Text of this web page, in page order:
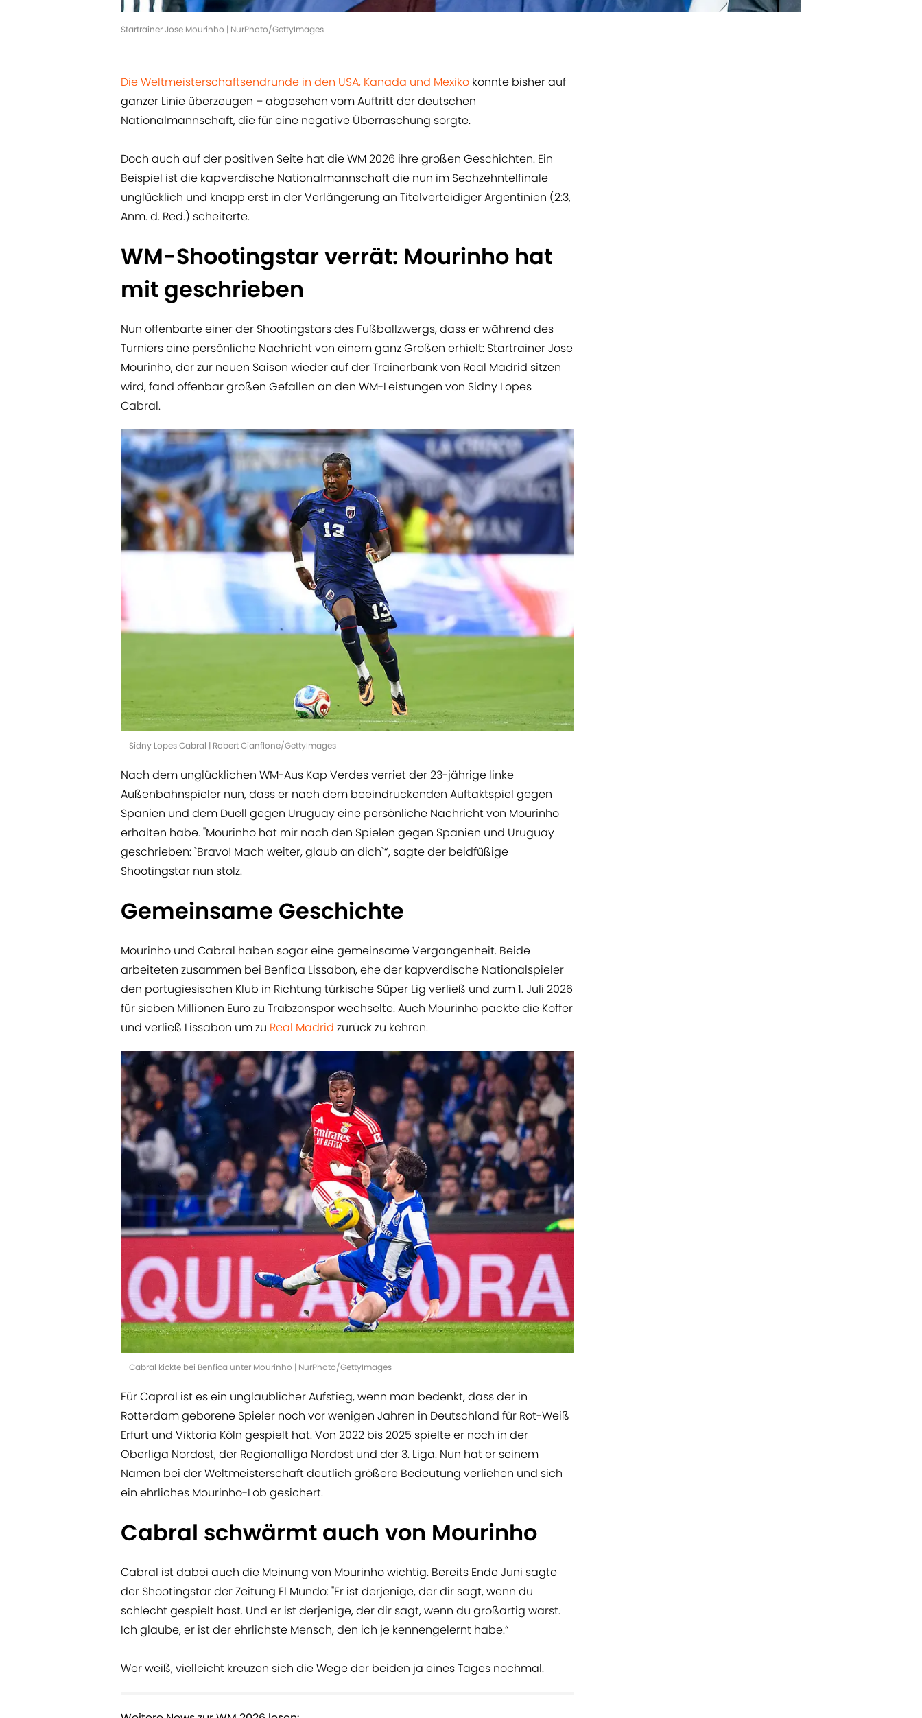
Startrainer Jose Mourinho | NurPhoto/GettyImages
Die Weltmeisterschaftsendrunde in den USA, Kanada und Mexiko konnte bisher auf
ganzer Linie überzeugen – abgesehen vom Auftritt der deutschen
Nationalmannschaft, die für eine negative Überraschung sorgte.
Doch auch auf der positiven Seite hat die WM 2026 ihre großen Geschichten. Ein
Beispiel ist die kapverdische Nationalmannschaft die nun im Sechzehntelfinale
unglücklich und knapp erst in der Verlängerung an Titelverteidiger Argentinien (2:3,
Anm. d. Red.) scheiterte.
WM-Shootingstar verrät: Mourinho hat
mit geschrieben
Nun offenbarte einer der Shootingstars des Fußballzwergs, dass er während des
Turniers eine persönliche Nachricht von einem ganz Großen erhielt: Startrainer Jose
Mourinho, der zur neuen Saison wieder auf der Trainerbank von Real Madrid sitzen
wird, fand offenbar großen Gefallen an den WM-Leistungen von Sidny Lopes
Cabral.
Sidny Lopes Cabral | Robert Cianflone/GettyImages
Nach dem unglücklichen WM-Aus Kap Verdes verriet der 23-jährige linke
Außenbahnspieler nun, dass er nach dem beeindruckenden Auftaktspiel gegen
Spanien und dem Duell gegen Uruguay eine persönliche Nachricht von Mourinho
erhalten habe. "Mourinho hat mir nach den Spielen gegen Spanien und Uruguay
geschrieben: `Bravo! Mach weiter, glaub an dich`“, sagte der beidfüßige
Shootingstar nun stolz.
Gemeinsame Geschichte
Mourinho und Cabral haben sogar eine gemeinsame Vergangenheit. Beide
arbeiteten zusammen bei Benfica Lissabon, ehe der kapverdische Nationalspieler
den portugiesischen Klub in Richtung türkische Süper Lig verließ und zum 1. Juli 2026
für sieben Millionen Euro zu Trabzonspor wechselte. Auch Mourinho packte die Koffer
und verließ Lissabon um zu Real Madrid zurück zu kehren.
Cabral kickte bei Benfica unter Mourinho | NurPhoto/GettyImages
Für Capral ist es ein unglaublicher Aufstieg, wenn man bedenkt, dass der in
Rotterdam geborene Spieler noch vor wenigen Jahren in Deutschland für Rot-Weiß
Erfurt und Viktoria Köln gespielt hat. Von 2022 bis 2025 spielte er noch in der
Oberliga Nordost, der Regionalliga Nordost und der 3. Liga. Nun hat er seinem
Namen bei der Weltmeisterschaft deutlich größere Bedeutung verliehen und sich
ein ehrliches Mourinho-Lob gesichert.
Cabral schwärmt auch von Mourinho
Cabral ist dabei auch die Meinung von Mourinho wichtig. Bereits Ende Juni sagte
der Shootingstar der Zeitung El Mundo: "Er ist derjenige, der dir sagt, wenn du
schlecht gespielt hast. Und er ist derjenige, der dir sagt, wenn du großartig warst.
Ich glaube, er ist der ehrlichste Mensch, den ich je kennengelernt habe.“
Wer weiß, vielleicht kreuzen sich die Wege der beiden ja eines Tages nochmal.